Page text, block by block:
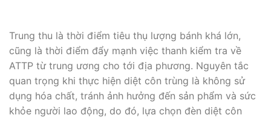
Trung thu là thời điểm tiêu thụ lượng bánh khá lớn,
cũng là thời điểm đẩy mạnh việc thanh kiểm tra về
ATTP từ trung ương cho tới địa phương. Nguyên tắc
quan trọng khi thực hiện diệt côn trùng là không sử
dụng hóa chất, tránh ảnh hưởng đến sản phẩm và sức
khỏe người lao động, do đó, lựa chọn đèn diệt côn